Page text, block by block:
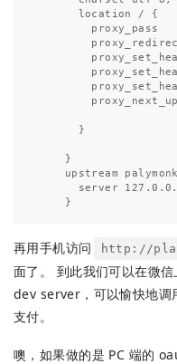
      location / {
proxy_pass
      }
    }
upstream
server
再用手机访问 http://
面了。 到此我们可以在微
dev server，可以愉快地调
支付。
噢，如果做的是 PC 端的